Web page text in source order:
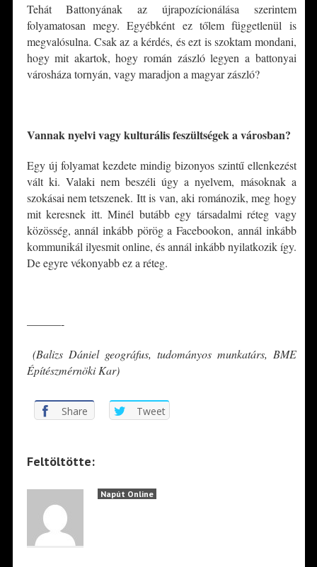
Tehát Battonyának az újrapozícionálása szerintem
folyamatosan megy. Egyébként ez tőlem függetlenül is
megvalósulna. Csak az a kérdés, és ezt is szoktam mondani,
hogy mit akartok, hogy román zászló legyen a battonyai
városháza tornyán, vagy maradjon a magyar zászló?
Vannak nyelvi vagy kulturális feszültségek a városban?
Egy új folyamat kezdete mindig bizonyos szintű ellenkezést
vált ki. Valaki nem beszéli úgy a nyelvem, másoknak a
szokásai nem tetszenek. Itt is van, aki románozik, meg hogy
mit keresnek itt. Minél butább egy társadalmi réteg vagy
közösség, annál inkább pörög a Facebookon, annál inkább
kommunikál ilyesmit online, és annál inkább nyilatkozik így.
De egyre vékonyabb ez a réteg.
———-
(Balizs Dániel geográfus, tudományos munkatárs, BME
Építészmérnöki Kar)
Share Tweet
Feltöltötte:
Napút Online